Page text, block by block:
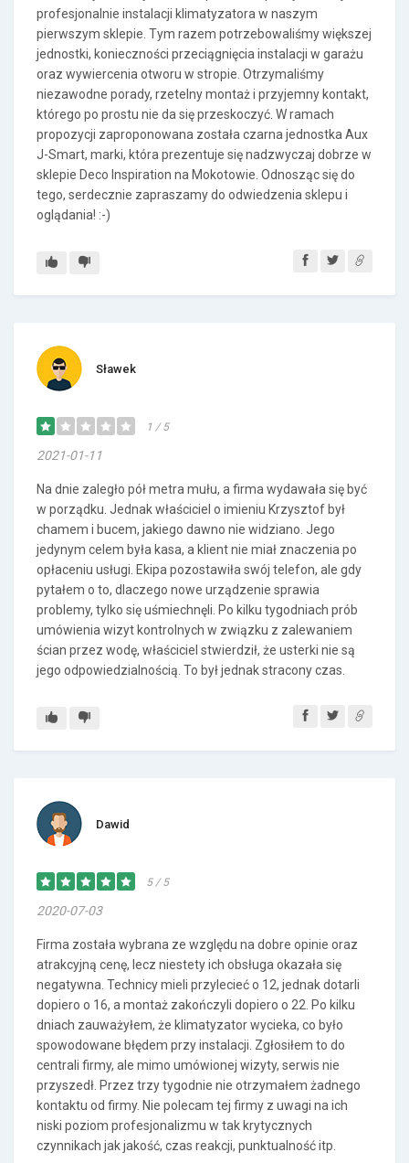
profesjonalnie instalacji klimatyzatora w naszym
pierwszym sklepie. Tym razem potrzebowaliśmy większej
jednostki, konieczności przeciągnięcia instalacji w garażu
oraz wywiercenia otworu w stropie. Otrzymaliśmy
niezawodne porady, rzetelny montaż i przyjemny kontakt,
którego po prostu nie da się przeskoczyć. W ramach
propozycji zaproponowana została czarna jednostka Aux
J-Smart, marki, która prezentuje się nadzwyczaj dobrze w
sklepie Deco Inspiration na Mokotowie. Odnosząc się do
tego, serdecznie zapraszamy do odwiedzenia sklepu i
oglądania! :-)
Sławek
1 / 5
2021-01-11
Na dnie zaległo pół metra mułu, a firma wydawała się być
w porządku. Jednak właściciel o imieniu Krzysztof był
chamem i bucem, jakiego dawno nie widziano. Jego
jedynym celem była kasa, a klient nie miał znaczenia po
opłaceniu usługi. Ekipa pozostawiła swój telefon, ale gdy
pytałem o to, dlaczego nowe urządzenie sprawia
problemy, tylko się uśmiechnęli. Po kilku tygodniach prób
umówienia wizyt kontrolnych w związku z zalewaniem
ścian przez wodę, właściciel stwierdził, że usterki nie są
jego odpowiedzialnością. To był jednak stracony czas.
Dawid
5 / 5
2020-07-03
Firma została wybrana ze względu na dobre opinie oraz
atrakcyjną cenę, lecz niestety ich obsługa okazała się
negatywna. Technicy mieli przylecieć o 12, jednak dotarli
dopiero o 16, a montaż zakończyli dopiero o 22. Po kilku
dniach zauważyłem, że klimatyzator wycieka, co było
spowodowane błędem przy instalacji. Zgłosiłem to do
centrali firmy, ale mimo umówionej wizyty, serwis nie
przyszedł. Przez trzy tygodnie nie otrzymałem żadnego
kontaktu od firmy. Nie polecam tej firmy z uwagi na ich
niski poziom profesjonalizmu w tak krytycznych
czynnikach jak jakość, czas reakcji, punktualność itp.